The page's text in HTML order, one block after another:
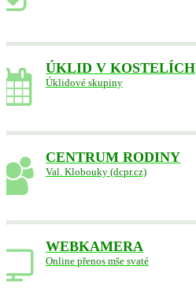
ÚKLID V KOSTELÍCH
Úklidové skupiny
CENTRUM RODINY
Val. Klobouky (dcpr.cz)
WEBKAMERA
Online přenos mše svaté